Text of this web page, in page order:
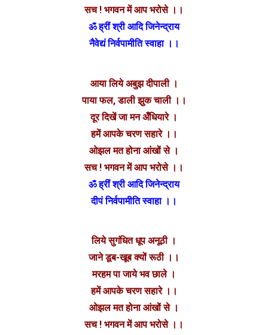
सच ! भगवन में आप भरोसे ।।
ॐ ह्रीं श्री आदि जिनेन्द्राय
नैवेद्यं निर्वपामीति स्वाहा ।।
आया लिये अबुझ दीपाली ।
पाया फल, डाली झुक चाली ।।
दूर दिखें जा मन अँधियारे ।
हमें आपके चरण सहारे ।।
ओझल मत होना आंखों से ।
सच ! भगवन में आप भरोसे ।।
ॐ ह्रीं श्री आदि जिनेन्द्राय
दीपं निर्वपामीति स्वाहा ।।
लिये सुगंधित धूप अनूठी ।
जाने डूब-खूब क्यों रूठी ।।
मरहम पा जाये भव छाले ।
हमें आपके चरण सहारे ।।
ओझल मत होना आंखों से ।
सच ! भगवन में आप भरोसे ।।